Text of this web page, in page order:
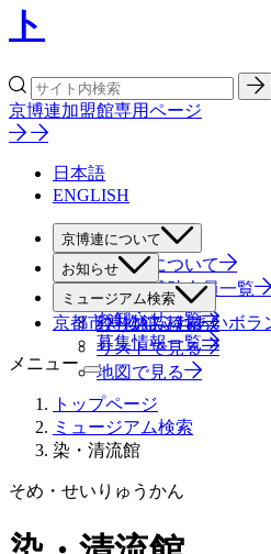
ト
京博連加盟館専用ページ
日本語
ENGLISH
京博連について
京博連について
役員・賛助会員一覧
お知らせ
すべて
お知らせ一覧
募集情報一覧
ミュージアム検索
絞り込み検索
リストで見る
地図で見る
京都市博物館ふれあいボラ
メニュー
トップページ
ミュージアム検索
染・清流館
そめ・せいりゅうかん